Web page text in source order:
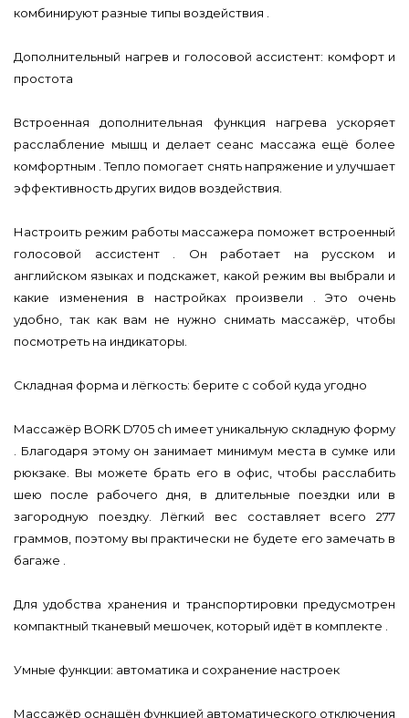
комбинируют разные типы воздействия .
Дополнительный нагрев и голосовой ассистент: комфорт и
простота
Встроенная дополнительная функция нагрева ускоряет
расслабление мышц и делает сеанс массажа ещё более
комфортным . Тепло помогает снять напряжение и улучшает
эффективность других видов воздействия.
Настроить режим работы массажера поможет встроенный
голосовой ассистент . Он работает на русском и
английском языках и подскажет, какой режим вы выбрали и
какие изменения в настройках произвели . Это очень
удобно, так как вам не нужно снимать массажёр, чтобы
посмотреть на индикаторы.
Складная форма и лёгкость: берите с собой куда угодно
Массажёр BORK D705 ch имеет уникальную складную форму
. Благодаря этому он занимает минимум места в сумке или
рюкзаке. Вы можете брать его в офис, чтобы расслабить
шею после рабочего дня, в длительные поездки или в
загородную поездку. Лёгкий вес составляет всего 277
граммов, поэтому вы практически не будете его замечать в
багаже .
Для удобства хранения и транспортировки предусмотрен
компактный тканевый мешочек, который идёт в комплекте .
Умные функции: автоматика и сохранение настроек
Массажёр оснащён функцией автоматического отключения